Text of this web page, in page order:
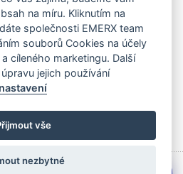
team s.r.o., Těšínská 204,
na míru. Kliknutím na
společnosti EMERX team
souborů Cookies na účely
cíleného marketingu. Další
jejich používání
vše
nezbytné